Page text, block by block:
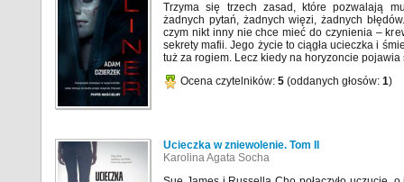
Trzyma się trzech zasad, które pozwalają
żadnych pytań, żadnych więzi, żadnych
czym nikt inny nie chce mieć do czynienia –
sekrety mafii. Jego życie to ciągła ucieczka i
tuż za rogiem. Lecz kiedy na horyzoncie pojawia
Ocena czytelników: 5 (oddanych głosów: 1)
Ucieczka w zniewolenie. Tom II
Karolina Agata Socha